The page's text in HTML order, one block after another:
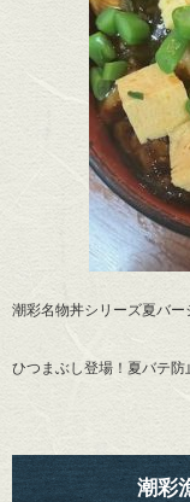
潮彩名物丼シリーズ夏バー
ひつまぶし登場！夏バテ
潮彩